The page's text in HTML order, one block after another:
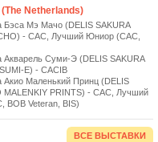
(The Netherlands)
Бэса Мэ Мачо (DELIS SAKURA
- САС, Лучший Юниор (САС,
Акварель Суми-Э (DELIS SAKURA
E) - САСIB
Акио Маленький Принц (DELIS
MALENKIY PRINTS) - САС, Лучший
BOB Veteran, BIS)
ВСЕ ВЫСТАВКИ